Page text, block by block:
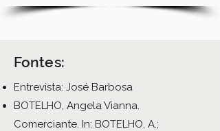
Fontes:
Entrevista: José Barbosa
BOTELHO, Angela Vianna.
Comerciante. In: BOTELHO, A.;